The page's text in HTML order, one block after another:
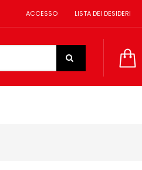
ACCESSO LISTA DEI DESIDERI